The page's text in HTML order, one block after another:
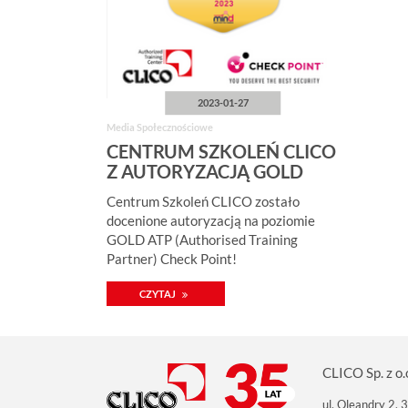
2023-01-27
Media Społecznościowe
CENTRUM SZKOLEŃ CLICO
Z AUTORYZACJĄ GOLD
Centrum Szkoleń CLICO zostało
docenione autoryzacją na poziomie
GOLD ATP (Authorised Training
Partner) Check Point!
CZYTAJ
CLICO Sp. z
ul. Oleandry 2,